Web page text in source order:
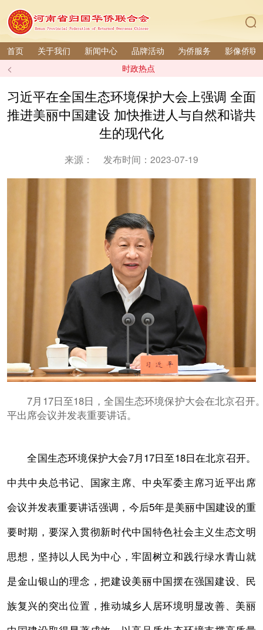
首页 关于我们 新闻中心 品牌活动 为侨服务 影像侨联
< 时政热点
习近平在全国生态环境保护大会上强调 全面
推进美丽中国建设 加快推进人与自然和谐共
生的现代化
来源： 发布时间：2023-07-19
7月17日至18日，全国生态环境保护大会在北京召开
平出席会议并发表重要讲话。
视
频
画
全国生态环境保护大会7月17日至18日在北京召开。
中共中央总书记、国家主席、中央军委主席习近平出席
会议并发表重要讲话强调，今后5年是美丽中国建设的重
要时期，要深入贯彻新时代中国特色社会主义生态文明
思想，坚持以人民为中心，牢固树立和践行绿水青山就
是金山银山的理念，把建设美丽中国摆在强国建设、民
族复兴的突出位置，推动城乡人居环境明显改善、美丽